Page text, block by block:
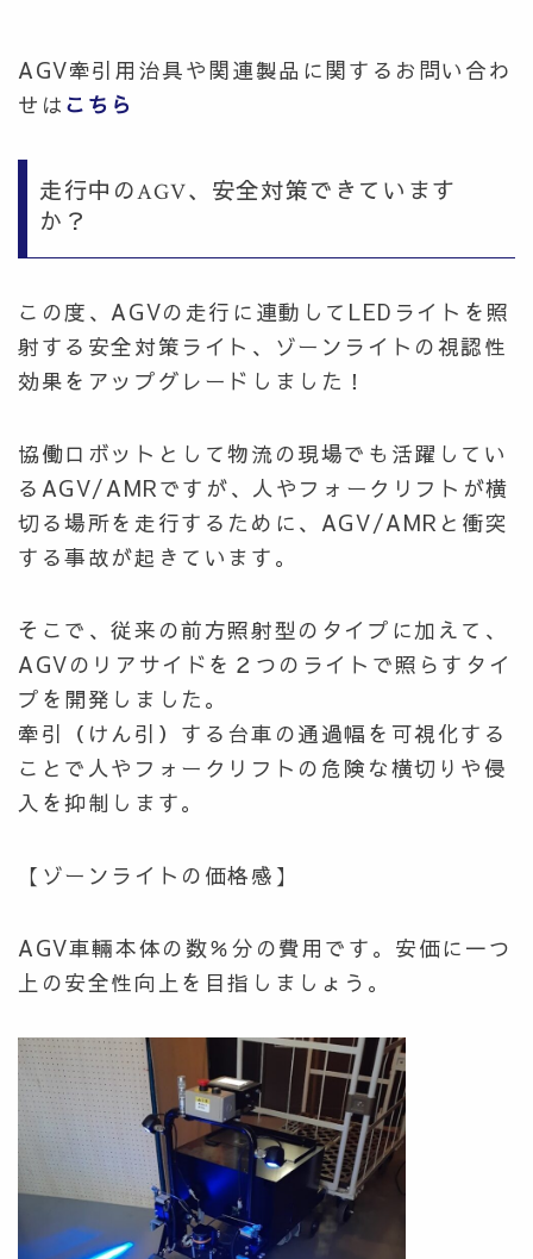
AGV牽引用治具や関連製品に関するお問い合わ
せは こちら
走行中のAGV、安全対策できています
か？
この度、AGVの走行に連動してLEDライトを照
射する 安全対策ライト、ゾーンライトの視認性
効果をアップグレードしました！
協働ロボットとして物流の現場でも活躍してい
るAGV/AMRですが、人やフォークリフトが横
切る場所を走行するために、AGV/AMRと衝突
する事故が起きています。
そこで、従来の前方照射型のタイプに加えて、
AGVのリアサイドを２つのライトで照らすタイ
プを開発しました。
牽引（けん引）する台車の通過幅を可視化する
ことで人やフォークリフトの危険な横切りや侵
入を抑制します。
【ゾーンライトの価格感】
AGV車輛本体の数％分の費用です。安価に一つ
上の安全性向上を目指しましょう。